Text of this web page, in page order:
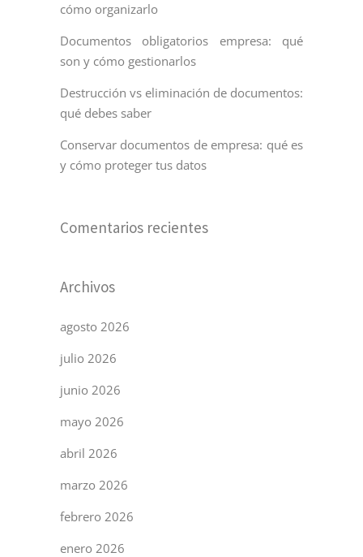
cómo organizarlo
Documentos obligatorios empresa: qué
son y cómo gestionarlos
Destrucción vs eliminación de documentos:
qué debes saber
Conservar documentos de empresa: qué es
y cómo proteger tus datos
Comentarios recientes
Archivos
agosto 2026
julio 2026
junio 2026
mayo 2026
abril 2026
marzo 2026
febrero 2026
enero 2026